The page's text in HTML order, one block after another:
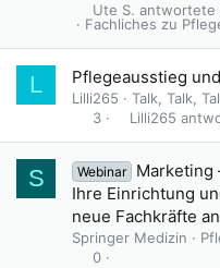
Fachliches zu
Ute S.
L Pflegeausstieg
Lilli265
Talk, Talk,
3
Lilli265
S Webinar
Marketing
Ihre Einrichtung
neue Fachkräfte
Springer Medizin
0